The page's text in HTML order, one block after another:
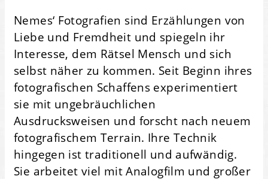
Nemes‘ Fotografien sind Erzählungen von
Liebe und Fremdheit und spiegeln ihr
Interesse, dem Rätsel Mensch und sich
selbst näher zu kommen. Seit Beginn ihres
fotografischen Schaffens experimentiert
sie mit ungebräuchlichen
Ausdrucksweisen und forscht nach neuem
fotografischem Terrain. Ihre Technik
hingegen ist traditionell und aufwändig.
Sie arbeitet viel mit Analogfilm und großer